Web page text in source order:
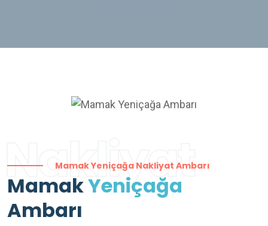
Nakliyat
Mamak Yeniçağa Nakliyat Ambarı
MamakYeniçağa
Ambarı